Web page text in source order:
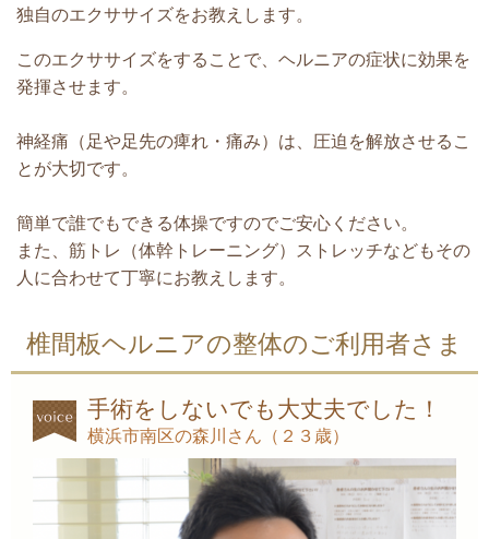
独自のエクササイズをお教えします。
このエクササイズをすることで、ヘルニアの症状に効果を
発揮させます。
神経痛（足や足先の痺れ・痛み）は、圧迫を解放させるこ
とが大切です。
簡単で誰でもできる体操ですのでご安心ください。
また、筋トレ（体幹トレーニング）ストレッチなどもその
人に合わせて丁寧にお教えします。
椎間板ヘルニアの整体のご利用者さま
手術をしないでも大丈夫でした！
横浜市南区の森川さん（２３歳）